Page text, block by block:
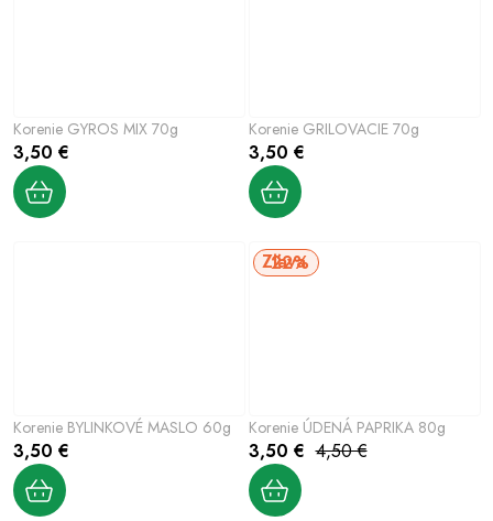
Korenie GYROS MIX 70g
3,50 €
Korenie GRILOVACIE 70g
3,50 €
Korenie BYLINKOVÉ MASLO 60g
3,50 €
Korenie ÚDENÁ PAPRIKA 80g
22%
3,50 € 4,50 €